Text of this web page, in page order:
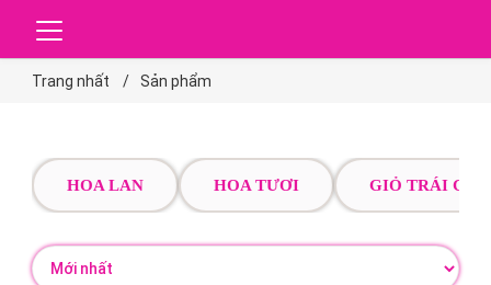
Trang nhất Sản phẩm
HOA LAN HOA TƯƠI GIỎ TRÁI CÂY